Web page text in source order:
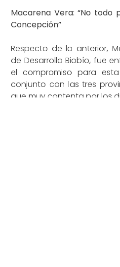
Macarena Vera: “No todo
Concepción”
Respecto de lo anterior,
de Desarrolla Biobío, fue
el compromiso para
conjunto con las tres
que muy contenta por los